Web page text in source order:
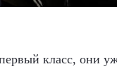
класс, они